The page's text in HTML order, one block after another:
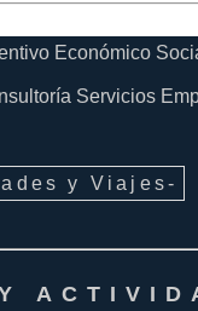
Económico
Servicios
y Viajes-